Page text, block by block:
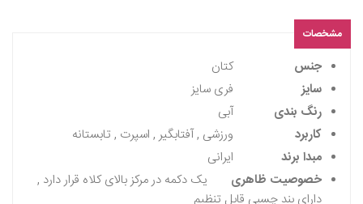
مشخصات
جنس
کتان
سایز
فری سایز
رنگ بندی
آبی
کاربرد
ورزشی , آفتابگیر , اسپرت , تابستانه
مبدا برند
ایرانی
خصوصیت ظاهری
یک دکمه در مرکز بالای کلاه قرار دارد ,
دارای بند چسبی قابل تنظیم